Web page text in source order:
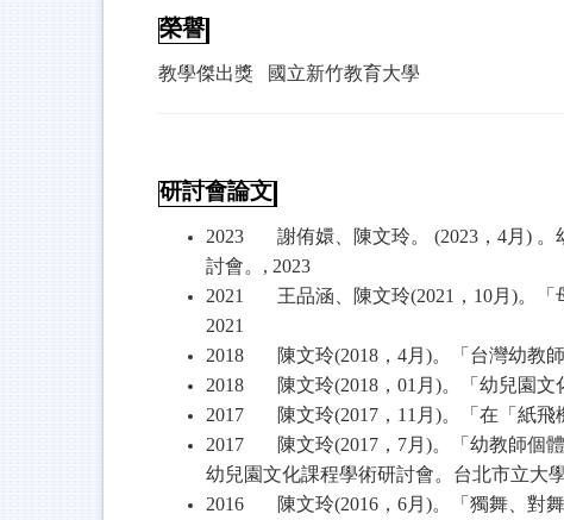
榮譽
教學傑出獎 國立新竹教育大學
研討會論文
2023 謝侑嬛、陳文玲。 (2023 ， 4月 ) 。
討會。 , 2023
2021 王品涵、陳文玲(2021 ， 10月 )。「
2021
2018
陳文玲(2018 ， 4月 )。「台灣幼教
2018
陳文玲(2018 ， 01 月 )。「幼兒園文
2017
陳文玲(2017 ， 11 月 )。「在「紙飛
2017
陳文玲(2017 ， 7月 )。「幼教師個
幼兒園文化課程學術研討會。台北市立大學
2016
陳文玲(2016 ， 6月 )。「獨舞、對